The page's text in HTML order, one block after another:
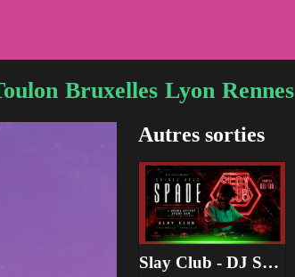
Bruxelles Lyon Rennes
Autres sorties
Slay Club - DJ SPADE 08/08